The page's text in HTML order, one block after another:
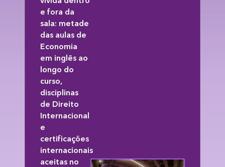
e fora da
sala: metade
das aulas de
Economia
em inglês ao
longo do
curso,
disciplinas
de Direito
Internacional
e
certificações
internacionais
aceitas no